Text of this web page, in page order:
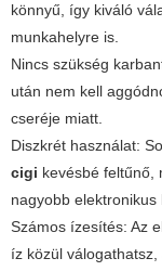
könnyű, így kiváló
munkahelyre is.
Nincs szükség
után nem kell
cseréje miatt.
Diszkrét használat:
cigi kevésbé feltűnő,
nagyobb elektronikus
Számos ízesítés: Az
íz közül